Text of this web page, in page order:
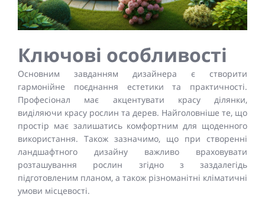
Ключові особливості
Основним завданням дизайнера є створити
гармонійне поєднання естетики та практичності.
Професіонал має акцентувати красу ділянки,
виділяючи красу рослин та дерев. Найголовніше те, що
простір має залишатись комфортним для щоденного
використання. Також зазначимо, що при створенні
ландшафтного дизайну важливо враховувати
розташування рослин згідно з заздалегідь
підготовленим планом, а також різноманітні кліматичні
умови місцевості.